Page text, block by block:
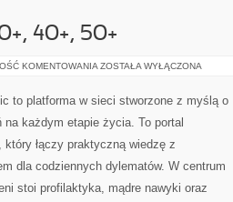
40+, 50+
KOMENTOWANIA ZDROWIE
30+,
40+,
ZOSTAŁA WYŁĄCZONA
to platforma w sieci stworzone z myślą o
na każdym etapie życia. To portal
który łączy praktyczną wiedzę z
dla codziennych dylematów. W centrum
stoi profilaktyka, mądre nawyki oraz